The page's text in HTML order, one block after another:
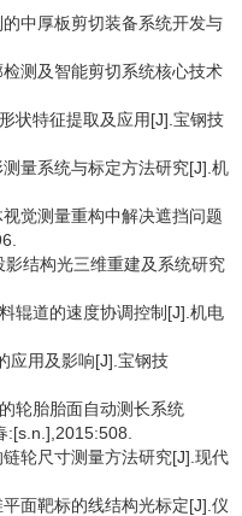
中厚板剪切装备系统开发与
测及智能剪切系统核心技术
状特征提取及应用[J].宝钢技
量系统与标定方法研究[J].机
觉测量重构中解决遮挡问题
结构光三维重建及系统研究
辊道的速度协调控制[J].机电
应用及影响[J].宝钢技
轮胎胎面自动测长系统
:[s.n.],2015:508.
轮尺寸测量方法研究[J].现代
面靶标的线结构光标定[J].仪